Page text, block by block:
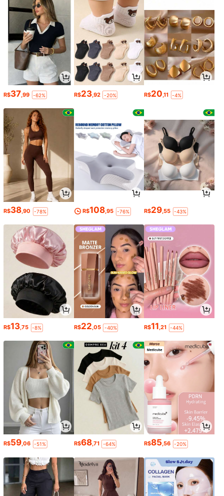
R$37 ,99 -62% R$23,92 -20% R$20 ,11 -4%
R$38,90 -78% R$108,95 -76% R$29,55 -43%
R$13,75 -8% R$22,05 -40% R$11,21 -44%
R$59,06 -51% R$68,71 -64% R$85,56 -20%